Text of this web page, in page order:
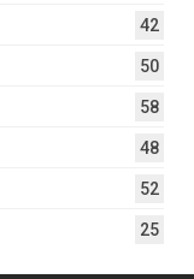
42
50
58
48
52
25